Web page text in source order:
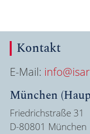
Kontakt
E-Mail:
München
Friedrichstraße 31
D-80801 München